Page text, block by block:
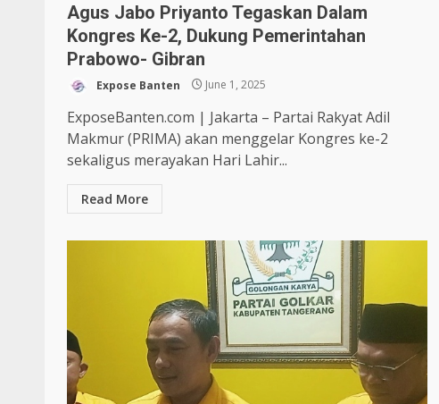
Agus Jabo Priyanto Tegaskan Dalam
Kongres Ke-2, Dukung Pemerintahan
Prabowo- Gibran
Expose Banten June 1, 2025
ExposeBanten.com | Jakarta – Partai Rakyat Adil
Makmur (PRIMA) akan menggelar Kongres ke-2
sekaligus merayakan Hari Lahir...
Read More